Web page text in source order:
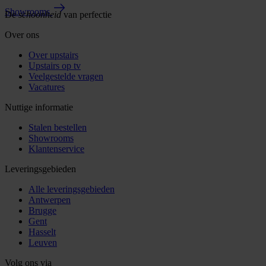
Showrooms
Deschoonheidvan perfectie
Over ons
Over upstairs
Upstairs op tv
Veelgestelde vragen
Vacatures
Nuttige informatie
Stalen bestellen
Showrooms
Klantenservice
Leveringsgebieden
Alle leveringsgebieden
Antwerpen
Brugge
Gent
Hasselt
Leuven
Volg ons via